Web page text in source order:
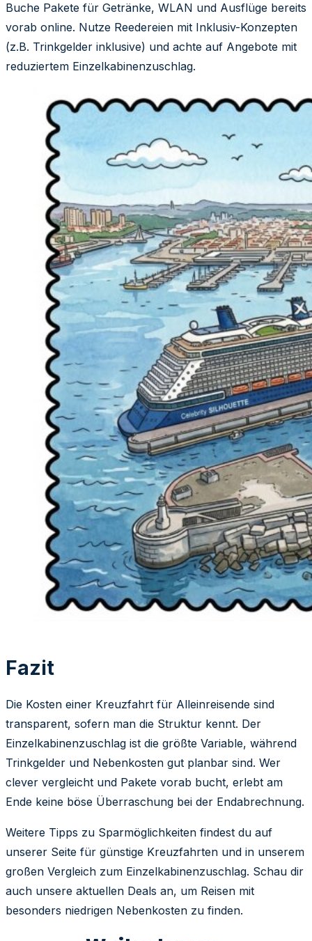
Buche Pakete für Getränke, WLAN und Ausflüge bereits
vorab online. Nutze Reedereien mit Inklusiv-Konzepten
(z.B. Trinkgelder inklusive) und achte auf Angebote mit
reduziertem Einzelkabinenzuschlag.
Fazit
Die Kosten einer Kreuzfahrt für Alleinreisende sind
transparent, sofern man die Struktur kennt. Der
Einzelkabinenzuschlag ist die größte Variable, während
Trinkgelder und Nebenkosten gut planbar sind. Wer
clever vergleicht und Pakete vorab bucht, erlebt am
Ende keine böse Überraschung bei der Endabrechnung.
Weitere Tipps zu Sparmöglichkeiten findest du auf
unserer Seite für günstige Kreuzfahrten und in unserem
großen Vergleich zum Einzelkabinenzuschlag. Schau dir
auch unsere aktuellen Deals an, um Reisen mit
besonders niedrigen Nebenkosten zu finden.